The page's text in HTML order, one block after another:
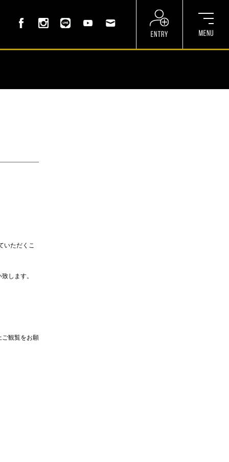
いただくこ
します。
観覧をお願